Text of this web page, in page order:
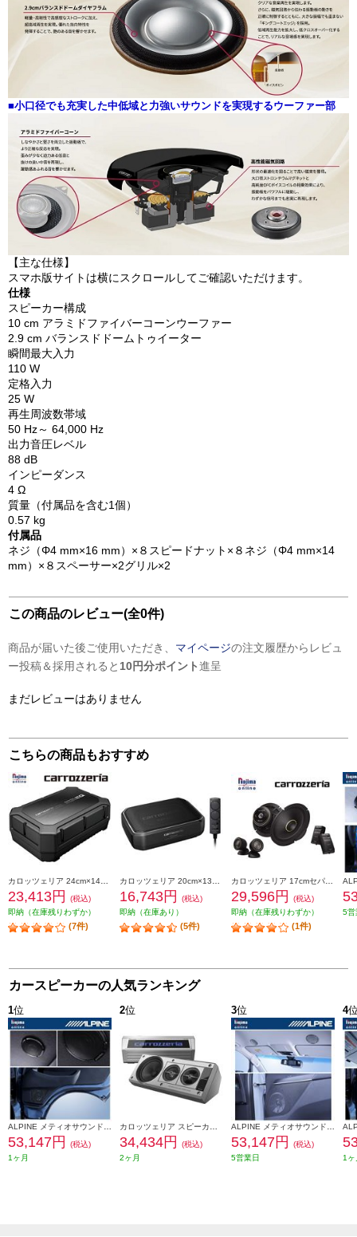
■小口径でも充実した中低域と力強いサウンドを実現するウーファー部
【主な仕様】
スマホ版サイトは横にスクロールしてご確認いただけます。
仕様
スピーカー構成
10 cm アラミドファイバーコーンウーファー
2.9 cm バランスドドームトゥイーター
瞬間最大入力
110 W
定格入力
25 W
再生周波数帯域
50 Hz～ 64,000 Hz
出力音圧レベル
88 dB
インピーダンス
4 Ω
質量（付属品を含む1個）
0.57 kg
付属品
ネジ（Φ4 mm×16 mm）×８スピードナット×８ネジ（Φ4 mm×14
mm）×８スペーサー×2グリル×2
この商品のレビュー(全0件)
商品が届いた後ご使用いただき、 マイページの注文履歴からレビュ
ー投稿＆採用されると 10円分ポイント進呈
まだレビューはありません
こちらの商品もおすすめ
23,413円
(税込)
即納（在庫残りわずか）
(7件)
16,743円
(税込)
即納（在庫あり）
(5件)
29,596円
(税込)
即納（在庫残りわずか）
(1件)
5営
カースピーカーの人気ランキング
1位
53,147円
(税込)
1ヶ月
2位
34,434円
(税込)
2ヶ月
3位
53,147円
(税込)
5営業日
4
1ヶ